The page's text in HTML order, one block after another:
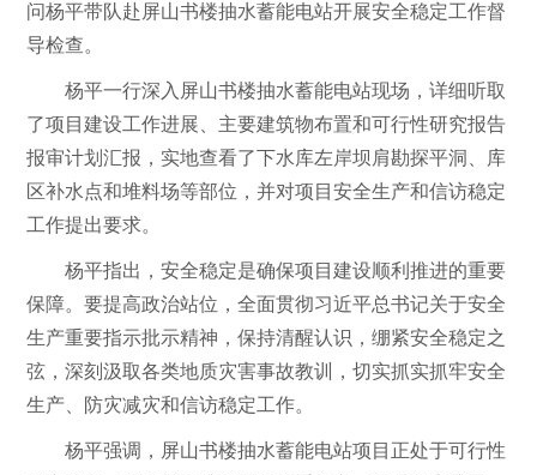
问杨平带队赴屏山书楼抽水蓄能电站开展安全稳定工作督
导检查。
杨平一行深入屏山书楼抽水蓄能电站现场，详细听取
了项目建设工作进展、主要建筑物布置和可行性研究报告
报审计划汇报，实地查看了下水库左岸坝肩勘探平洞、库
区补水点和堆料场等部位，并对项目安全生产和信访稳定
工作提出要求。
杨平指出，安全稳定是确保项目建设顺利推进的重要
保障。要提高政治站位，全面贯彻习近平总书记关于安全
生产重要指示批示精神，保持清醒认识，绷紧安全稳定之
弦，深刻汲取各类地质灾害事故教训，切实抓实抓牢安全
生产、防灾减灾和信访稳定工作。
杨平强调，屏山书楼抽水蓄能电站项目正处于可行性